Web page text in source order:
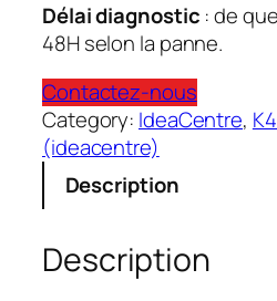
Délai diagnostic : de
48H selon la panne.
Contactez-nous
Category: IdeaCentre,
(ideacentre)
Description
Description